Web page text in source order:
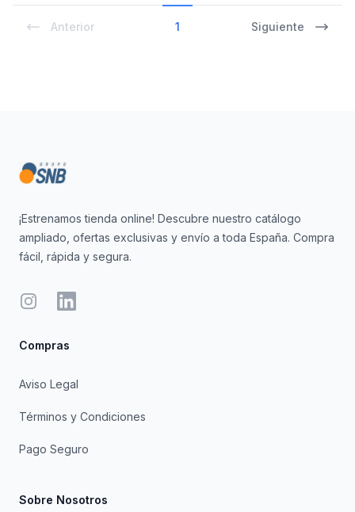
Anterior 1 Siguiente
¡Estrenamos tienda online! Descubre nuestro catálogo
ampliado, ofertas exclusivas y envío a toda España. Compra
fácil, rápida y segura.
InstagramLinkedIn
Compras
Aviso Legal
Términos y Condiciones
Pago Seguro
Sobre Nosotros